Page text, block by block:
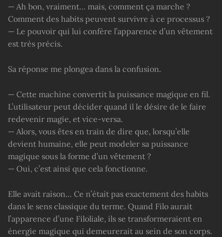
— Ah bon, vraiment… mais, comment ça marche ?
Comment des habits peuvent survivre à ce processus ?
— Le pouvoir qui lui confère l’apparence d’un vêtement
est très précis.
Sa réponse me plongea dans la confusion.
— Cette machine convertit la puissance magique en fil.
L’utilisateur peut décider quand il le désire de le faire
redevenir magie, et vice-versa.
— Alors, vous êtes en train de dire que, lorsqu’elle
devient humaine, elle peut modeler sa puissance
magique sous la forme d’un vêtement ?
— Oui, c’est ainsi que cela fonctionne.
Elle avait raison… Ce n’était pas exactement des habits
dans le sens classique du terme. Quand Filo aurait
l’apparence d’une Filoliale, ils se transformeraient en
énergie magique qui demeurerait au sein de son corps.